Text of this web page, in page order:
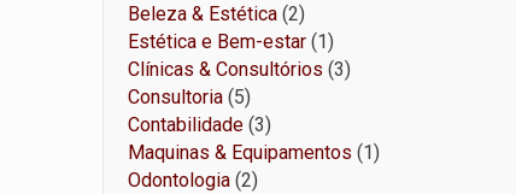
produto
Beleza & Estética 22
produtos
Estética e Bem-estar 11
produto
Clínicas & Consultórios 33
Consultoria 55
produtos
Contabilidade 33
produtos
Maquinas & Equipamentos 11
Odontologia 22